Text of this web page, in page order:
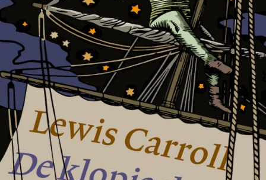
Tirade 503
€ 15,00
BESTEL